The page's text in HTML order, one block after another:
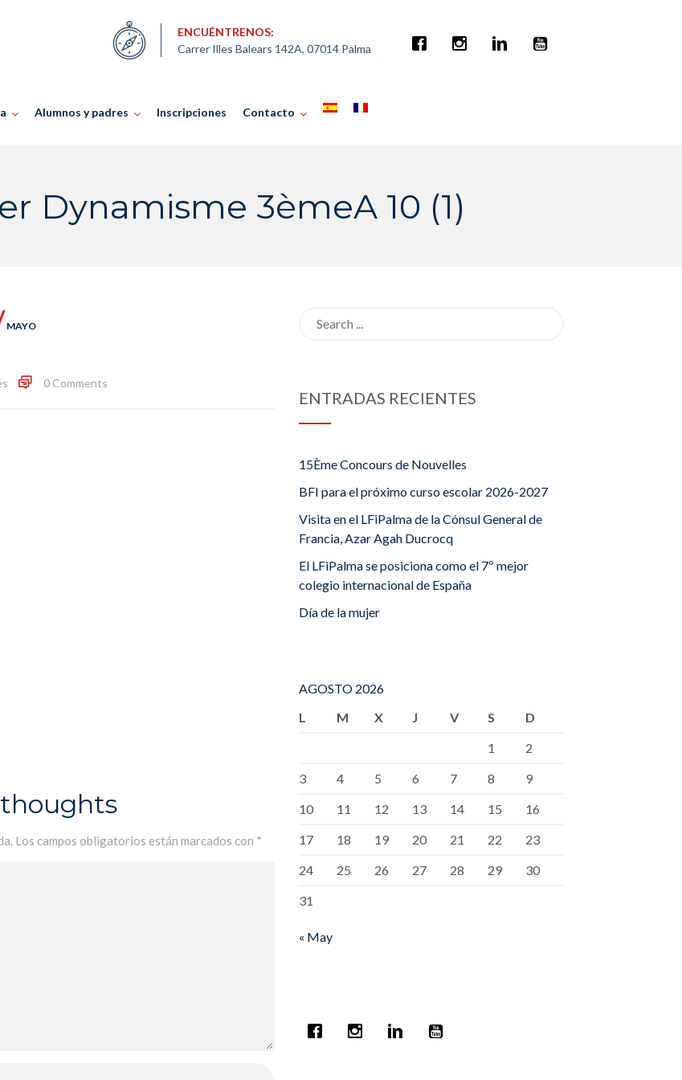
ENCUÉNTRENOS:
Carrer Illes Balears 142A, 07014 Palma
Alumnos y padres Inscripciones Contacto
Dynamisme 3èmeA 10 (1)
MAYO
0 Comments
Los campos obligatorios están marcados con *
ENTRADAS RECIENTES
15Ème Concours de Nouvelles
BFI para el próximo curso escolar 2026-2027
Visita en el LFiPalma de la Cónsul General de
Francia, Azar Agah Ducrocq
El LFiPalma se posiciona como el 7º mejor
colegio internacional de España
Día de la mujer
AGOSTO 2026
L
M X J V S
D
1
2
3
4 5 6 7 8
9
10
11 12 13 14 15
16
17
18 19 20 21 22
23
24
25 26 27 28 29
30
31
« May